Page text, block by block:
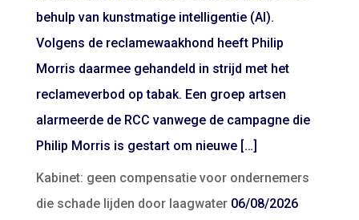
behulp van kunstmatige intelligentie (AI).
Volgens de reclamewaakhond heeft Philip
Morris daarmee gehandeld in strijd met het
reclameverbod op tabak. Een groep artsen
alarmeerde de RCC vanwege de campagne die
Philip Morris is gestart om nieuwe […]
Kabinet: geen compensatie voor ondernemers
die schade lijden door laagwater 06/08/2026